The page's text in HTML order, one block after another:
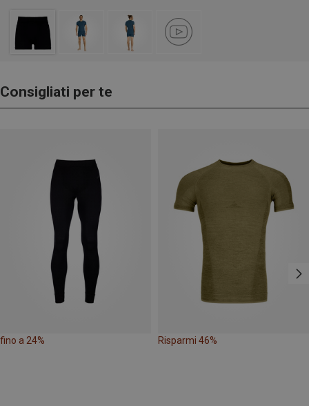
Consigliati per te
fino a 24% Risparmi 46%